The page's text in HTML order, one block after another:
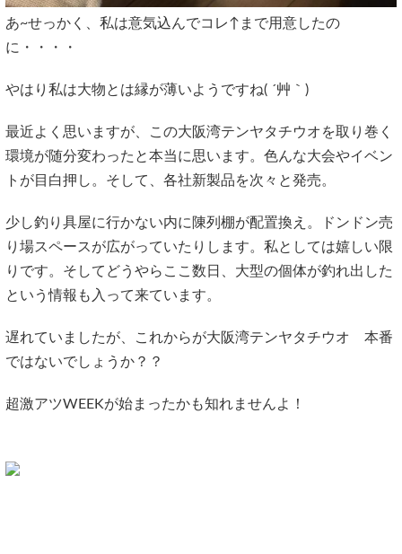
あ~せっかく、私は意気込んでコレ↑まで用意したの
に・・・・
やはり私は大物とは縁が薄いようですね( ´艸｀)
最近よく思いますが、この大阪湾テンヤタチウオを取り巻く
環境が随分変わったと本当に思います。色んな大会やイベン
トが目白押し。そして、各社新製品を次々と発売。
少し釣り具屋に行かない内に陳列棚が配置換え。ドンドン売
り場スペースが広がっていたりします。私としては嬉しい限
りです。そしてどうやらここ数日、大型の個体が釣れ出した
という情報も入って来ています。
遅れていましたが、これからが大阪湾テンヤタチウオ 本番
ではないでしょうか？？
超激アツWEEKが始まったかも知れませんよ！